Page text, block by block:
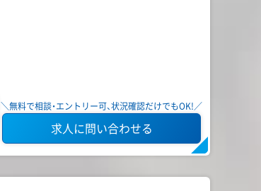
＼無料で相談・エントリー可、状況確認だけでもOK!／
求人に問い合わせる